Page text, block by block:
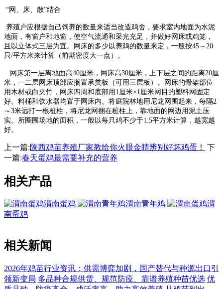
“网、床、散”结合
养殖户应根据自己饲养的数量来适当改造鸡舍，要求室内地面为水泥
地面，有窗户和地窗，使空气流通和采光充足，并做好网床或鸡笼，
且以立体式三层为宜。网床的多少以养鸡的数量来定，一般按45～20
只/平方米来计算（前期密度大一点）。
网床第一层离地面高40厘米，网床高30厘米，上下层之间的距离20厘
米，一二层网床顶部应搁置承粪板（可用三层板）。网床的骨架部位
用木材或白夹竹，网床四周和底部用1厘米×1厘米网目的塑料网固定
好。料桶和饮水器均置于网床内。将庭院林地用尼龙网围起来，每隔2
～3米远打一根桩柱，将尼龙网捆在桩柱上，靠地面的网边用泥土压
实。所圈围场地的面积，一般以每只鸡不少于1.5平方米计算，越宽越
好。
上一篇:陕西鸡苗养殖厂家教给你火眼金睛辨别好坏鸡蛋！
下
一篇:春天蛋鸡最需要补充的营养
相关产品
渭南蛋鸡 渭南青年鸡
渭
南蛋鸡
相关新闻
2026年鸡苗行业资讯：供需博弈加剧，国产替代与种源出口引
领新变局 多品种合规供货、规范防疫、靠谱养殖种苗优选 优